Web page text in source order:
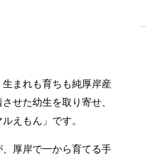
まれも育ちも純厚岸産
せた幼生を取り寄せ、
えもん」です。
厚岸で一から育てる手